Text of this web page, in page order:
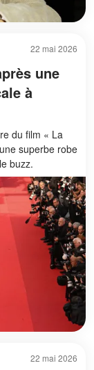
22 mai 2026
une
à
du film « La
superbe robe
buzz.
22 mai 2026